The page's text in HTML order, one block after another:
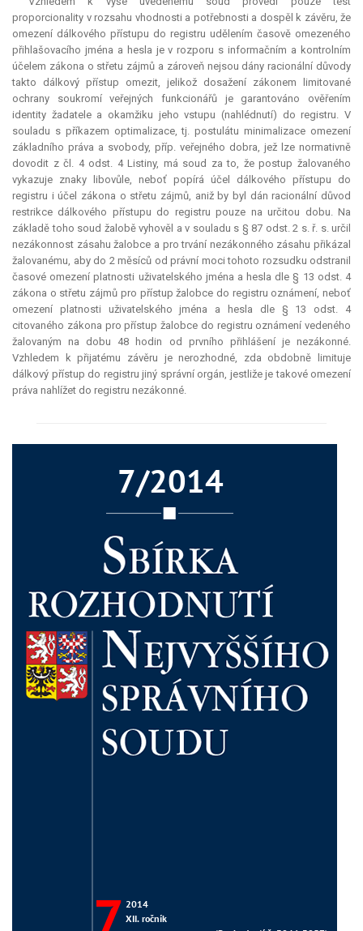
proporcionality v rozsahu vhodnosti a potřebnosti a dospěl k závěru, že
omezení dálkového přístupu do registru udělením časově omezeného
přihlašovacího jména a hesla je v rozporu s informačním a kontrolním
účelem zákona o střetu zájmů a zároveň nejsou dány racionální důvody
takto dálkový přístup omezit, jelikož dosažení zákonem limitované
ochrany soukromí veřejných funkcionářů je garantováno ověřením
identity žadatele a okamžiku jeho vstupu (nahlédnutí) do registru. V
souladu s příkazem optimalizace, tj. postulátu minimalizace omezení
základního práva a svobody, příp. veřejného dobra, jež lze normativně
dovodit z čl. 4 odst. 4 Listiny, má soud za to, že postup žalovaného
vykazuje znaky libovůle, neboť popírá účel dálkového přístupu do
registru i účel zákona o střetu zájmů, aniž by byl dán racionální důvod
restrikce dálkového přístupu do registru pouze na určitou dobu. Na
základě toho soud žalobě vyhověl a v souladu s § 87 odst. 2 s. ř. s. určil
nezákonnost zásahu žalobce a pro trvání nezákonného zásahu přikázal
žalovanému, aby do 2 měsíců od právní moci tohoto rozsudku odstranil
časové omezení platnosti uživatelského jména a hesla dle § 13 odst. 4
zákona o střetu zájmů pro přístup žalobce do registru oznámení, neboť
omezení platnosti uživatelského jména a hesla dle § 13 odst. 4
citovaného zákona pro přístup žalobce do registru oznámení vedeného
žalovaným na dobu 48 hodin od prvního přihlášení je nezákonné.
Vzhledem k přijatému závěru je nerozhodné, zda obdobně limituje
dálkový přístup do registru jiný správní orgán, jestliže je takové omezení
práva nahlížet do registru nezákonné.